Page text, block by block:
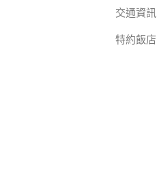
交通資訊
特約飯店